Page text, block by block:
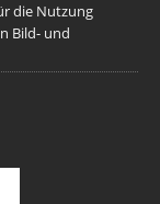
die Nutzung
Bild- und